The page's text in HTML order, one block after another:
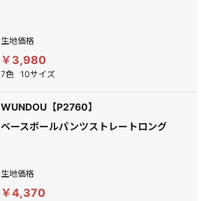
生地価格
￥3,980
7色 10サイズ
WUNDOU【P2760】
ベースボールパンツストレートロング
生地価格
￥4,370